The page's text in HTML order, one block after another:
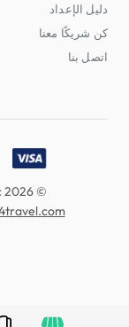
دليل الإعداد
كن شريكًا معنا
اتصل بنا
Apple Pay
© 2026 FreshQ, Inc. جميع الحقوق محفوظة.